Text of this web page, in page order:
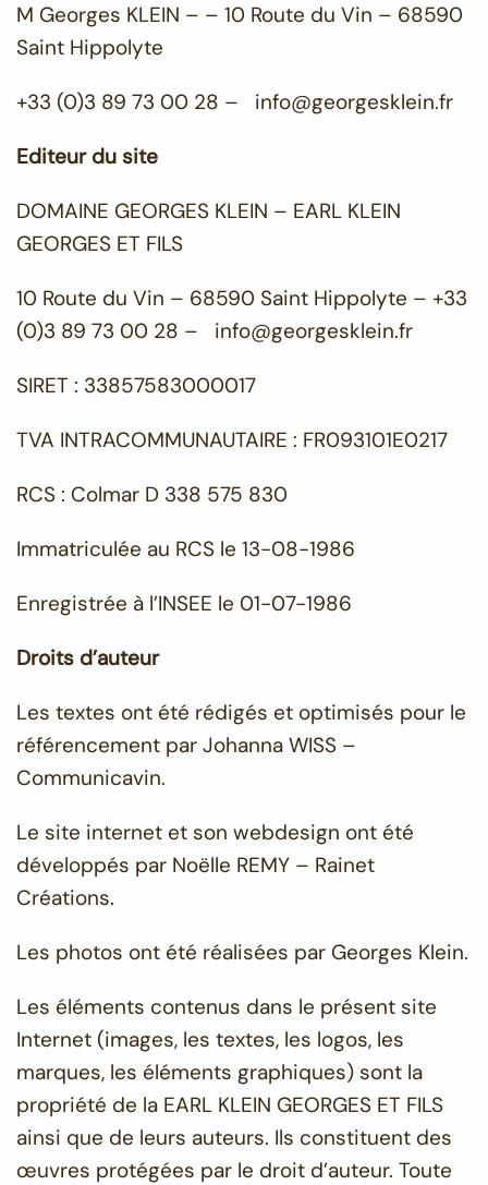
M Georges KLEIN – – 10 Route du Vin – 68590
Saint Hippolyte
+33 (0)3 89 73 00 28 – info@georgesklein.fr
Editeur du site
DOMAINE GEORGES KLEIN – EARL KLEIN
GEORGES ET FILS
10 Route du Vin – 68590 Saint Hippolyte – +33
(0)3 89 73 00 28 – info@georgesklein.fr
SIRET : 33857583000017
TVA INTRACOMMUNAUTAIRE : FR093101E0217
RCS : Colmar D 338 575 830
Immatriculée au RCS le 13-08-1986
Enregistrée à l’INSEE le 01-07-1986
Droits d’auteur
Les textes ont été rédigés et optimisés pour le
référencement par Johanna WISS –
Communicavin.
Le site internet et son webdesign ont été
développés par Noëlle REMY – Rainet
Créations.
Les photos ont été réalisées par Georges Klein.
Les éléments contenus dans le présent site
Internet (images, les textes, les logos, les
marques, les éléments graphiques) sont la
propriété de la EARL KLEIN GEORGES ET FILS
ainsi que de leurs auteurs. Ils constituent des
œuvres protégées par le droit d’auteur. Toute